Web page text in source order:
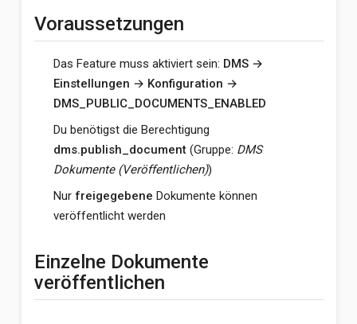
Voraussetzungen
Das Feature muss aktiviert sein: DMS →
Einstellungen → Konfiguration →
DMS_PUBLIC_DOCUMENTS_ENABLED
Du benötigst die Berechtigung
dms.publish_document(Gruppe: DMS
Dokumente (Veröffentlichen))
Nur freigegebene Dokumente können
veröffentlicht werden
Einzelne Dokumente
veröffentlichen